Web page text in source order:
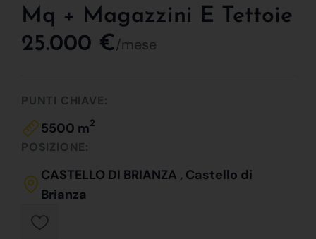
Mq + Magazzini E Tettoie
25.000 €/mese
PUNTI CHIAVE:
5500 m2
POSIZIONE:
CASTELLO DI BRIANZA , Castello di
Brianza